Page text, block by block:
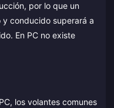
por lo que un
conducido superará a
En PC no existe
los volantes comunes